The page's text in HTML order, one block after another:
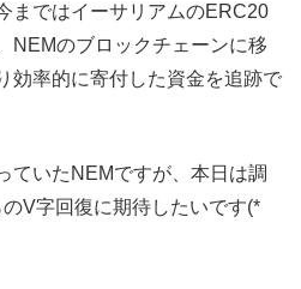
まではイーサリアムのERC20
NEMのブロックチェーンに移
効率的に寄付した資金を追跡で
ていたNEMですが、本日は調
V字回復に期待したいです(*